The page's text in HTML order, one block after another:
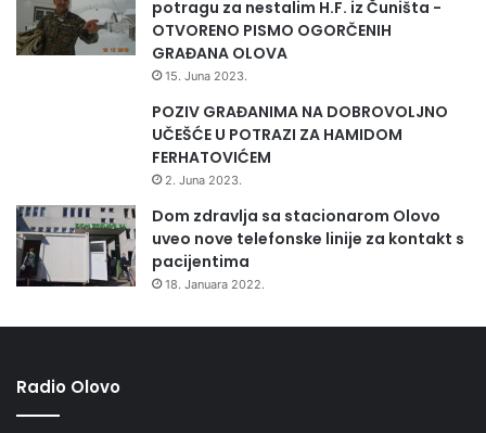
potragu za nestalim H.F. iz Čuništa -
OTVORENO PISMO OGORČENIH
GRAĐANA OLOVA
15. Juna 2023.
POZIV GRAĐANIMA NA DOBROVOLJNO
UČEŠĆE U POTRAZI ZA HAMIDOM
FERHATOVIĆEM
2. Juna 2023.
Dom zdravlja sa stacionarom Olovo
uveo nove telefonske linije za kontakt s
pacijentima
18. Januara 2022.
Radio Olovo